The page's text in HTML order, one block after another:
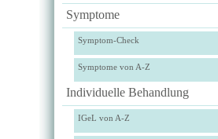
Symptome
Symptom-Check
Symptome von A-Z
Individuelle Behandlung
IGeL von A-Z